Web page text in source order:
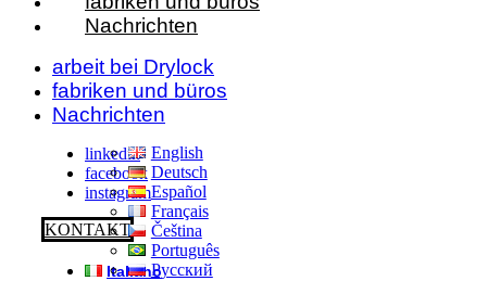
Nachrichten
arbeit bei Drylock
fabriken und büros
Nachrichten
linkedin
facebook
instagram
KONTAKT
Italiano
English
Deutsch
Español
Français
Čeština
Português
Русский